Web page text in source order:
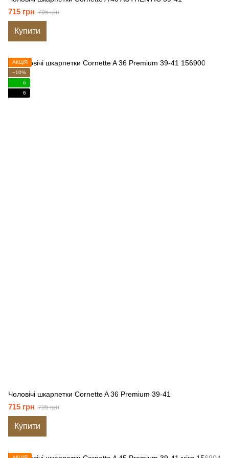
715 грн 795 грн
Купити
АКЦІЯ
−10%
6
6
Чоловічі шкарпетки Cornette A 36 Premium 39-41
715 грн 795 грн
Купити